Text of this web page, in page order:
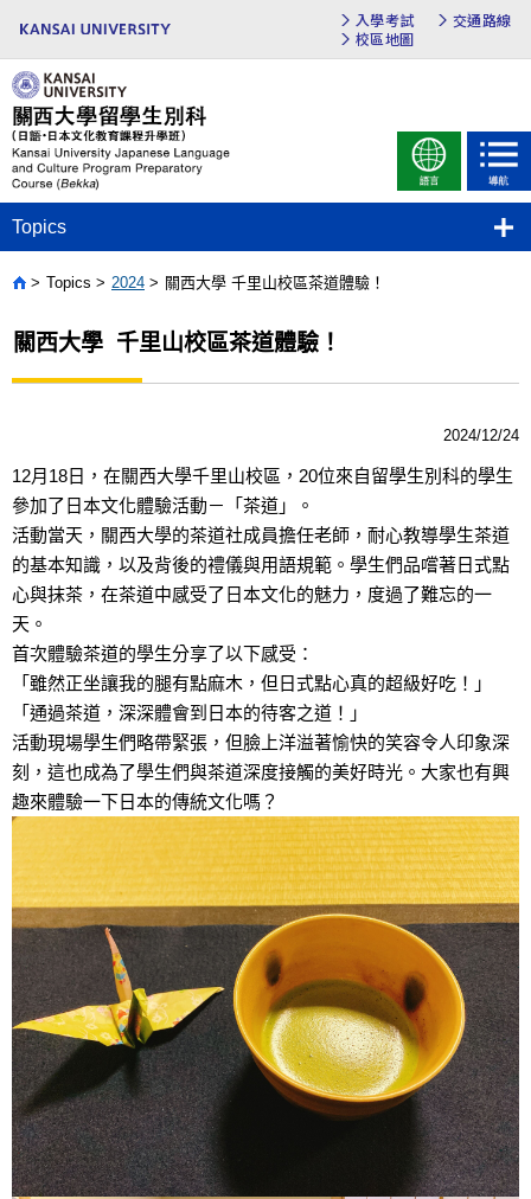
入學考試
交通路線
校區地圖
Topics
Home
Topics 2024 關西大學 千里山校區茶道體驗！
關西大學 千里山校區茶道體驗！
2024/12/24
12月 18日，在關西大學千里山校區， 20位來自留學生別科的學生
參加了日本文化體驗活動－「茶道」。
活動當天，關西大學的茶道社成員擔任老師，耐心教導學生茶道
的基本知識，以及背後的禮儀與用語規範。學生們品嚐著日式點
心與抹茶，在茶道中感受了日本文化的魅力，度過了難忘的一
天。
首次體驗茶道的學生分享了以下感受：
「雖然正坐讓我的腿有點麻木，但日式點心真的超級好吃！」
「通過茶道，深深體會到日本的待客之道！」
活動現場學生們略帶緊張，但臉上洋溢著愉快的笑容令人印象深
刻，這也成為了學生們與茶道深度接觸的美好時光。大家也有興
趣來體驗一下日本的傳統文化嗎？